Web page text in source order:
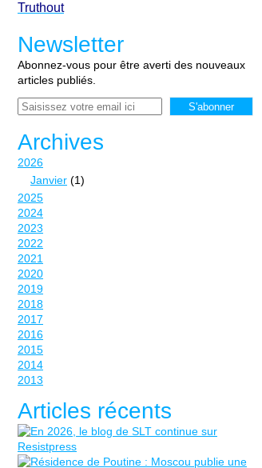
Truthout
Newsletter
Abonnez-vous pour être averti des nouveaux
articles publiés.
Email
Archives
2026
Janvier (1)
2025
2024
2023
2022
2021
2020
2019
2018
2017
2016
2015
2014
2013
Articles récents